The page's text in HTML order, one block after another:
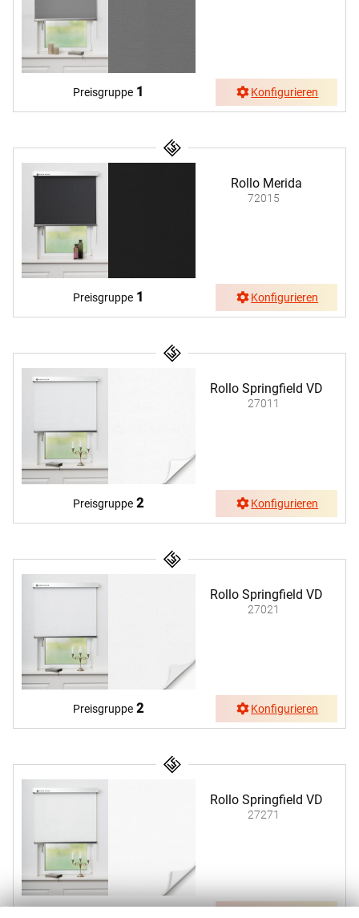
Preisgruppe 1 Konfigurieren
Rollo Merida
72015
Preisgruppe 1 Konfigurieren
Rollo Springfield VD
27011
Preisgruppe 2 Konfigurieren
Rollo Springfield VD
27021
Preisgruppe 2 Konfigurieren
Rollo Springfield VD
27271